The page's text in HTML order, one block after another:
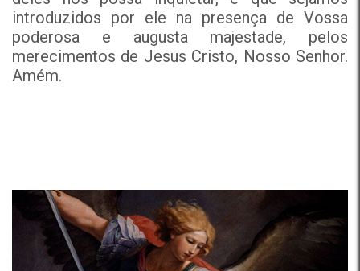
introduzidos por ele na presença de Vossa
poderosa e augusta majestade, pelos
merecimentos de Jesus Cristo, Nosso Senhor.
Amém.